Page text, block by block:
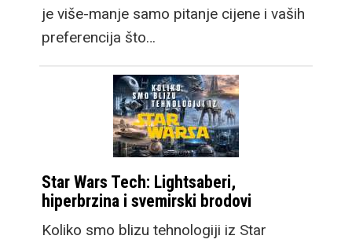
je više-manje samo pitanje cijene i vaših
preferencija što…
Star Wars Tech: Lightsaberi,
hiperbrzina i svemirski brodovi
Koliko smo blizu tehnologiji iz Star